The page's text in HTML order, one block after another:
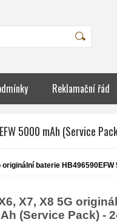
Reklamační řád
5000 mAh (Service
originální baterie
X7, X8 5G
(Service Pack) -